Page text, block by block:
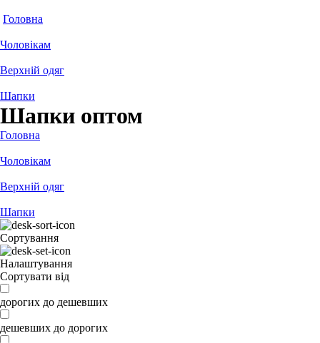
Головна
Чоловікам
Верхній одяг
Шапки
Шапки оптом
Головна
Чоловікам
Верхній одяг
Шапки
Сортування
Налаштування
Сортувати від
дорогих до дешевших
дешевших до дорогих